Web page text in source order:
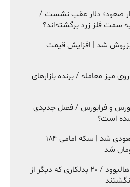
صعود؛ دلار عقب نشست /
سمت فلز زرد برگشته‌اند؟
سبزپوش شد | افزایش قیمت
میز معامله / برنده بازارهای
و فرابورس / فصل جدیدی
شده است؟
بازار طلا دوباره صعودی شد | سکه امامی ۱۸۴
از ارشا اقدسی تا هالیوود / ۲۰ بدلکاری که دیگر از